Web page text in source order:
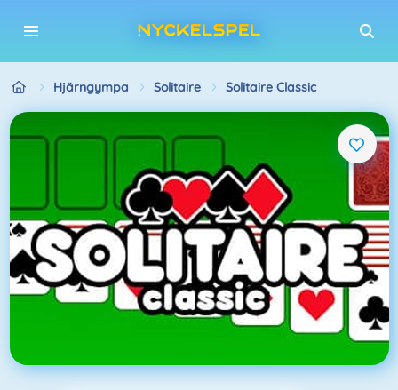
Hjärngympa Solitaire Solitaire Classic